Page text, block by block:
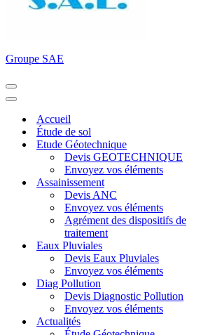
Groupe SAE
Menu
de
Menu
navigationAccueil
Étude de sol
Etude Géotechnique
Devis GEOTECHNIQUE
Envoyez vos éléments
Assainissement
Devis ANC
Envoyez vos éléments
Agrément des dispositifs de
traitement
Eaux Pluviales
Devis Eaux Pluviales
Envoyez vos éléments
Diag Pollution
Devis Diagnostic Pollution
Envoyez vos éléments
Actualités